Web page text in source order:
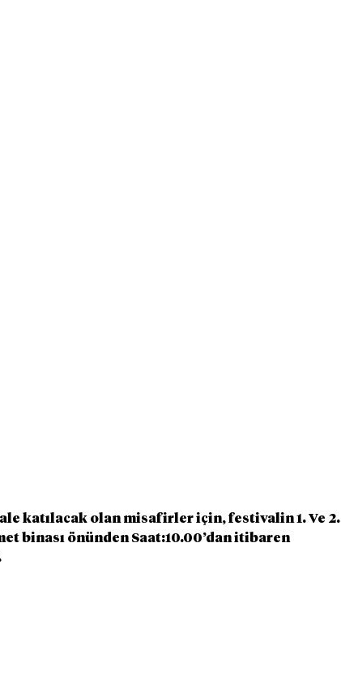
katılacak olan misafirler için, festivalin 1. Ve 2.
binası önünden Saat:10.00’dan itibaren